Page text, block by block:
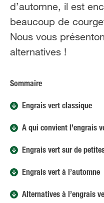
d’automne, il est
beaucoup de
Nous vous
alternatives !
Sommaire
Engrais vert classique
À qui convient l’engrais
Engrais vert sur de
Engrais vert à l’automne
Alternatives à l’engrais